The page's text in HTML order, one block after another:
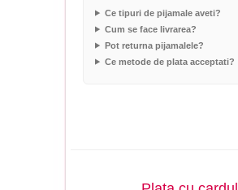
Ce tipuri de pijamale aveti?
Cum se face livrarea?
Pot returna pijamalele?
Ce metode de plata acceptati?